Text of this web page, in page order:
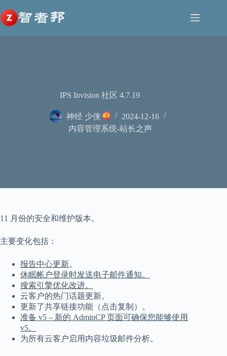
至
内
容
IPS Invision 社区 4.7.19
神经 少侠
2024-12-16
内容管理系统-站长之声
11 月份的安全和维护版本。
主要变化包括：
报告中心更新。
休眠帐户登录时发送电子邮件通知。
搜索引擎优化改进。
云客户的热门话题更新。
更新了共享链接功能（点击复制）。
准备 v5 – 新的 AdminCP 页面可确保您能够使用
v5。
为所有云客户启用内容垃圾邮件分析。